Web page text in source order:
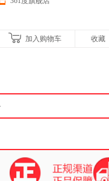
加入购物车 收藏